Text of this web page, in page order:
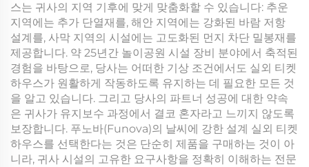
스는 귀사의 지역 기후에 맞게 맞춤화할 수 있습니다: 추운
지역에는 추가 단열재를, 해안 지역에는 강화된 바람 저항
설계를, 사막 지역의 시설에는 고도화된 먼지 차단 밀봉재를
제공합니다. 약 25년간 놀이공원 시설 장비 분야에서 축적된
경험을 바탕으로, 당사는 어떠한 기상 조건에서도 실외 티켓
하우스가 원활하게 작동하도록 유지하는 데 필요한 모든 것
을 알고 있습니다. 그리고 당사의 파트너 성공에 대한 약속
은 귀사가 유지보수 과정에서 결코 혼자라고 느끼지 않도록
보장합니다. 푸노바(Funova)의 날씨에 강한 설계 실외 티켓
하우스를 선택한다는 것은 단순히 제품을 구매하는 것이 아
니라, 귀사 시설의 고유한 요구사항을 정확히 이해하는 전문